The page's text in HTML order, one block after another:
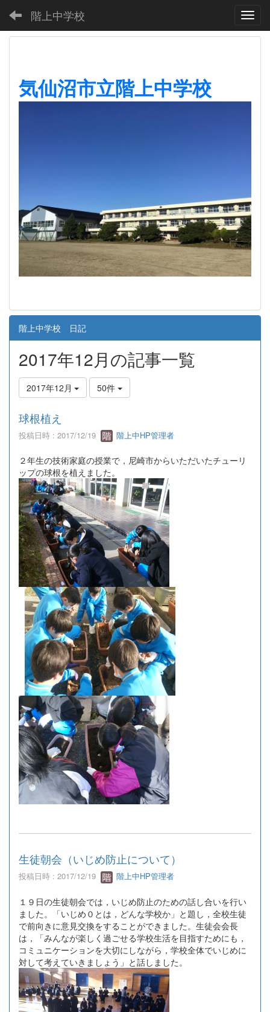
階上中学校
気仙沼市立階上中学校
階上中学校 日記
2017年12月の記事一覧
2017年12月 50件
球根植え
投稿日時 : 2017/12/19 階上中HP管理者
２年生の技術家庭の授業で，尼崎市からいただいたチューリ
ップの球根を植えました。
生徒朝会（いじめ防止について）
投稿日時 : 2017/12/19 階上中HP管理者
１９日の生徒朝会では，いじめ防止のための話し合いを行い
ました。「いじめ０とは，どんな学校か」と題し，全校生徒
で前向きに意見交換をすることができました。生徒会会長
は，「みんなが楽しく過ごせる学校生活を目指すためにも，
コミュニケーションを大切にしながら，学校全体でいじめに
対して考えていきましょう」と話しました。